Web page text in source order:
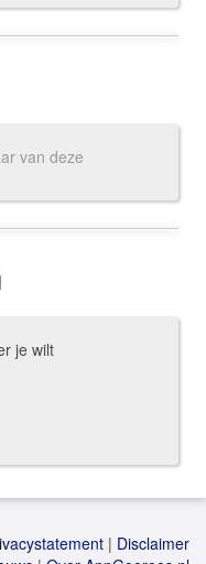
van deze
je wilt
| Disclaimer